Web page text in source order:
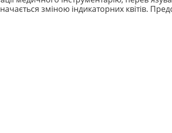
зміною індикаторних квітів.